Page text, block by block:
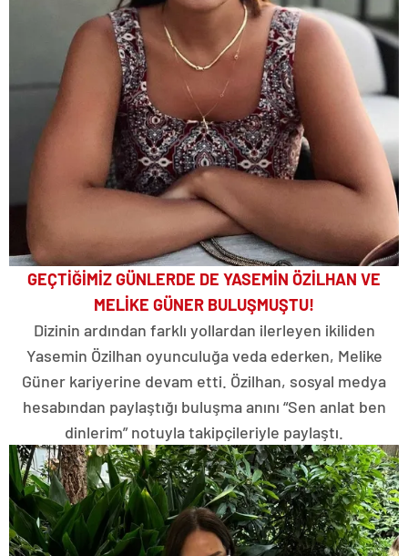
GEÇTİĞİMİZ GÜNLERDE DE YASEMİN ÖZİLHAN VE
MELİKE GÜNER BULUŞMUŞTU!
Dizinin ardından farklı yollardan ilerleyen ikiliden
Yasemin Özilhan oyunculuğa veda ederken, Melike
Güner kariyerine devam etti. Özilhan, sosyal medya
hesabından paylaştığı buluşma anını “Sen anlat ben
dinlerim” notuyla takipçileriyle paylaştı.